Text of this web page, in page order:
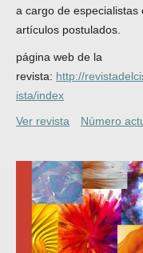
a cargo de
artículos postulados.
página web de la
revista: http://
ista/index
Ver revista
Número